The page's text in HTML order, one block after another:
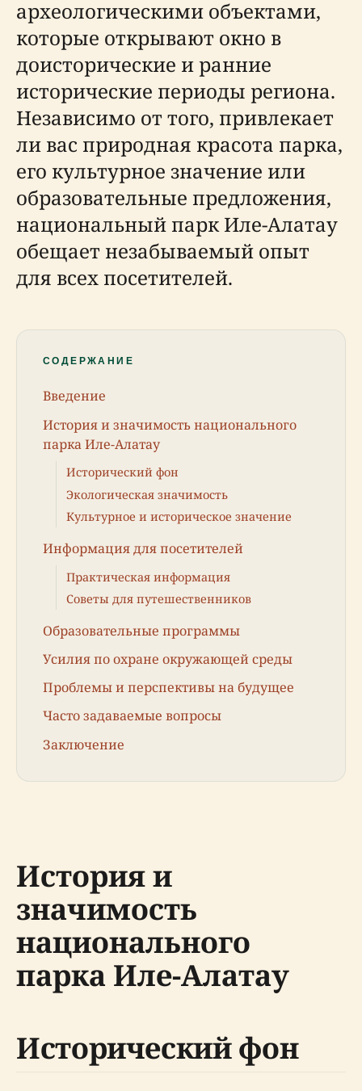
археологическими объектами,
которые открывают окно в
доисторические и ранние
исторические периоды региона.
Независимо от того, привлекает
ли вас природная красота парка,
его культурное значение или
образовательные предложения,
национальный парк Иле-Алатау
обещает незабываемый опыт
для всех посетителей.
СОДЕРЖАНИЕ
Введение
История и значимость национального
парка Иле-Алатау
Исторический фон
Экологическая значимость
Культурное и историческое значение
Информация для посетителей
Практическая информация
Советы для путешественников
Образовательные программы
Усилия по охране окружающей среды
Проблемы и перспективы на будущее
Часто задаваемые вопросы
Заключение
История и
значимость
национального
парка Иле-Алатау
Исторический фон